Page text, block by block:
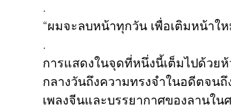
.
“ผมจะลบหน้าทุกวัน เพื่อเติมหน้าใ
.
การแสดงในจุดที่หนึ่งนี้เต็มไปด้วย
กลางวันถึงความทรงจำในอดีตจน
เพลงจีนและบรรยากาศของลานใ